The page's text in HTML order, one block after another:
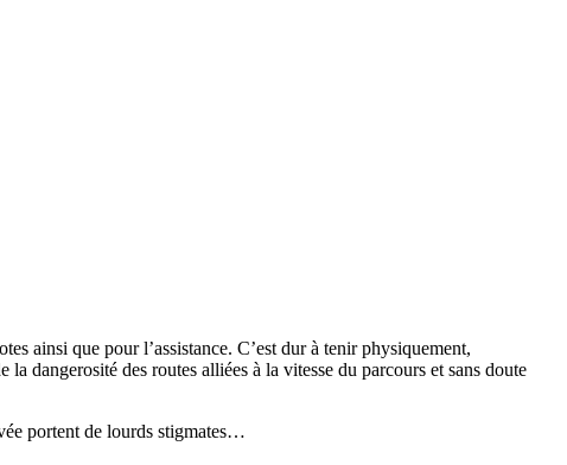
ainsi que pour l’assistance. C’est dur à tenir physiquement,
dangerosité des routes alliées à la vitesse du parcours et sans doute
portent de lourds stigmates…